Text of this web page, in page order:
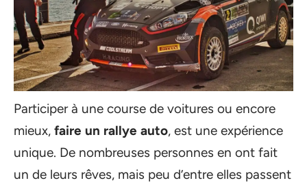
Participer à une course de voitures ou encore
mieux, faire un rallye auto, est une expérience
unique. De nombreuses personnes en ont fait
un de leurs rêves, mais peu d’entre elles passent